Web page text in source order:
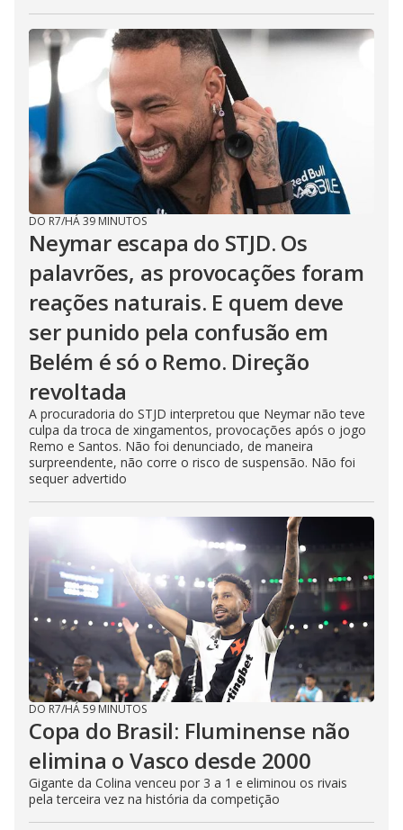
DO R7/HÁ 39 MINUTOS
Neymar escapa do STJD. Os
palavrões, as provocações foram
reações naturais. E quem deve
ser punido pela confusão em
Belém é só o Remo. Direção
revoltada
A procuradoria do STJD interpretou que Neymar não teve
culpa da troca de xingamentos, provocações após o jogo
Remo e Santos. Não foi denunciado, de maneira
surpreendente, não corre o risco de suspensão. Não foi
sequer advertido
DO R7/HÁ 59 MINUTOS
Copa do Brasil: Fluminense não
elimina o Vasco desde 2000
Gigante da Colina venceu por 3 a 1 e eliminou os rivais
pela terceira vez na história da competição